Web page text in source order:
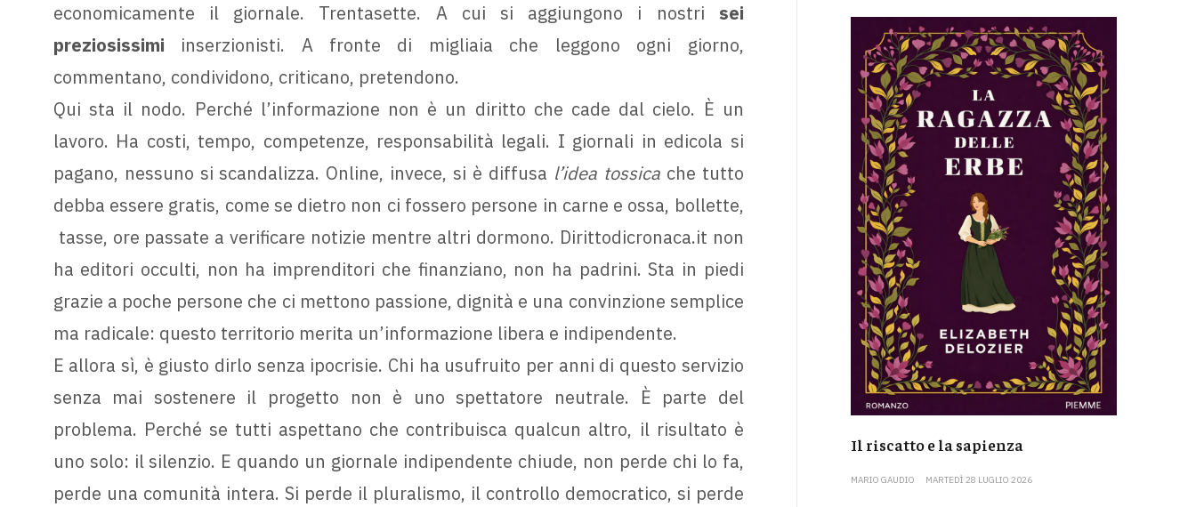
economicamente il giornale. Trentasette. A cui si aggiungono i nostri sei
preziosissimi inserzionisti. A fronte di migliaia che leggono ogni giorno,
commentano, condividono, criticano, pretendono.
Qui sta il nodo. Perché l’informazione non è un diritto che cade dal cielo. È un
lavoro. Ha costi, tempo, competenze, responsabilità legali. I giornali in edicola si
pagano, nessuno si scandalizza. Online, invece, si è diffusa l’idea tossicache tutto
debba essere gratis, come se dietro non ci fossero persone in carne e ossa, bollette,
tasse, ore passate a verificare notizie mentre altri dormono. Dirittodicronaca.it non
ha editori occulti, non ha imprenditori che finanziano, non ha padrini. Sta in piedi
grazie a poche persone che ci mettono passione, dignità e una convinzione semplice
ma radicale: questo territorio merita un’informazione libera e indipendente.
E allora sì, è giusto dirlo senza ipocrisie. Chi ha usufruito per anni di questo servizio
senza mai sostenere il progetto non è uno spettatore neutrale. È parte del
problema. Perché se tutti aspettano che contribuisca qualcun altro, il risultato è
uno solo: il silenzio. E quando un giornale indipendente chiude, non perde chi lo fa,
perde una comunità intera. Si perde il pluralismo, il controllo democratico, si perde
Il riscatto e la sapienza
MARIO GAUDIO MARTEDÌ 28 LUGLIO 2026